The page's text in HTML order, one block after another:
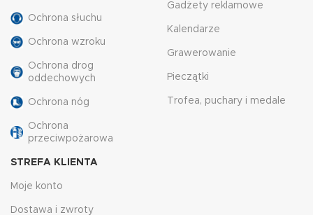
Ochrona słuchu
Ochrona wzroku
Ochrona drog
oddechowych
Ochrona nóg
Ochrona
przeciwpożarowa
Gadżety reklamowe
Kalendarze
Grawerowanie
Pieczątki
Trofea, puchary i medale
STREFA KLIENTA
Moje konto
Dostawa i zwroty